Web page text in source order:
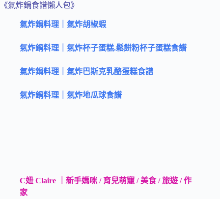
《氣炸鍋食譜懶人包》
氣炸鍋料理｜氣炸胡椒蝦
氣炸鍋料理｜氣炸杯子蛋糕.鬆餅粉杯子蛋糕食譜
氣炸鍋料理｜氣炸巴斯克乳酪蛋糕食譜
氣炸鍋料理｜氣炸地瓜球食譜
C妞 Claire ｜新手媽咪 / 育兒萌寵 / 美食 / 旅遊 / 作
家